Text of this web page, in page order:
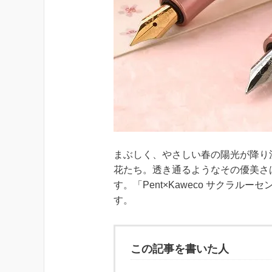
まぶしく、やさしい春の陽光が降
花たち。透き通るようなその優美
す。「Pent×Kaweco サクラルーセ
す。
この記事を書いた人